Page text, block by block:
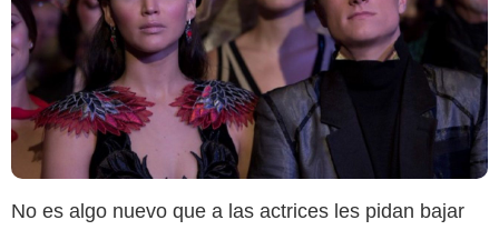
No es algo nuevo que a las actrices les pidan bajar